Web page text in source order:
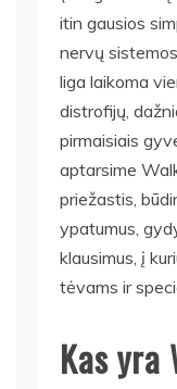
itin gausios
nervų
liga laikoma
distrofijų,
pirmaisiais
aptarsime
priežastis,
ypatumus,
klausimus, į
tėvams ir
Kas yra